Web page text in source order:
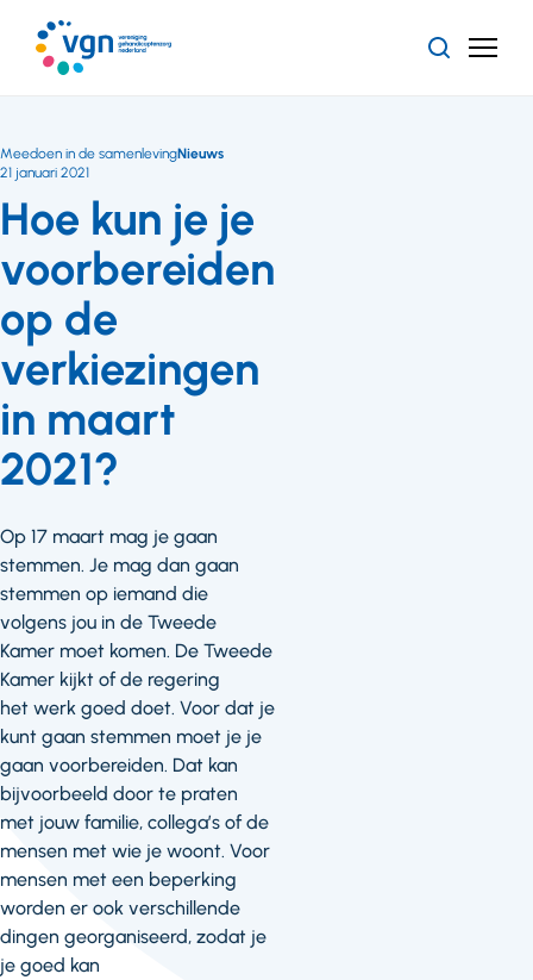
naar
hoofdinhoud
ZoekenMenu
Hoe kun je je
voorbereiden
op de
verkiezingen
in maart
2021?
Meedoen in de samenlevingNieuws
21 januari 2021
Op 17 maart mag je gaan
stemmen. Je mag dan gaan
stemmen op iemand die
volgens jou in de Tweede
Kamer moet komen. De Tweede
Kamer kijkt of de regering
het werk goed doet. Voor dat je
kunt gaan stemmen moet je je
gaan voorbereiden. Dat kan
bijvoorbeeld door te praten
met jouw familie, collega’s of de
mensen met wie je woont. Voor
mensen met een beperking
worden er ook verschillende
dingen georganiseerd, zodat je
je goed kan